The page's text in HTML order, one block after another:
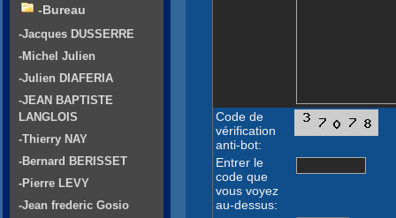
Code de
vérification
anti-bot:
Entrer le
code que
vous voyez
au-dessus:
-Bureau
-Jacques DUSSERRE
-Michel Julien
-Julien DIAFERIA
-JEAN BAPTISTE
LANGLOIS
-Thierry NAY
-Bernard BERISSET
-Pierre LEVY
-Jean frederic Gosio